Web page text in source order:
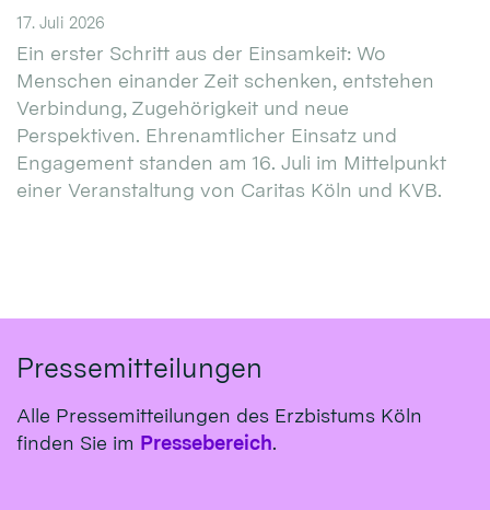
17. Juli 2026
Ein erster Schritt aus der Einsamkeit: Wo
Menschen einander Zeit schenken, entstehen
Verbindung, Zugehörigkeit und neue
Perspektiven. Ehrenamtlicher Einsatz und
Engagement standen am 16. Juli im Mittelpunkt
einer Veranstaltung von Caritas Köln und KVB.
Pressemitteilungen
Alle Pressemitteilungen des Erzbistums Köln
finden Sie im Pressebereich.